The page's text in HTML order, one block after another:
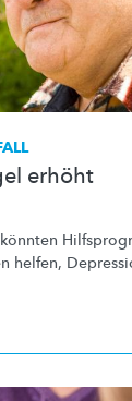
erhöht
helfen,